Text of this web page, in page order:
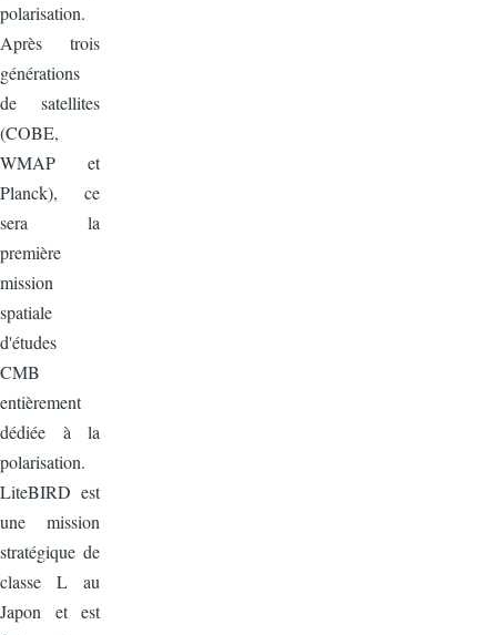
polarisation.
Après trois
générations
de satellites
(COBE,
WMAP et
Planck), ce
sera la
première
mission
spatiale
d'études
CMB
entièrement
dédiée à la
polarisation.
LiteBIRD est
une mission
stratégique de
classe L au
Japon et est